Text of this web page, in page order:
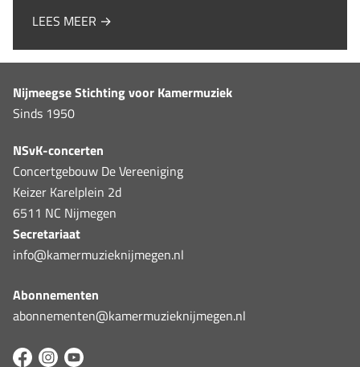
LEES MEER →
Nijmeegse Stichting voor Kamermuziek
Sinds 1950
NSvK-concerten
Concertgebouw De Vereeniging
Keizer Karelplein 2d
6511 NC Nijmegen
Secretariaat
info@kamermuzieknijmegen.nl
Abonnementen
abonnementen@kamermuzieknijmegen.nl